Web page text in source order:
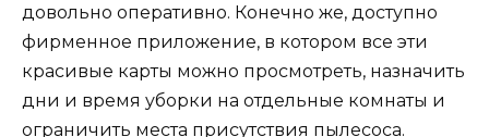
довольно оперативно. Конечно же, доступно
фирменное приложение, в котором все эти
красивые карты можно просмотреть, назначить
дни и время уборки на отдельные комнаты и
ограничить места присутствия пылесоса.